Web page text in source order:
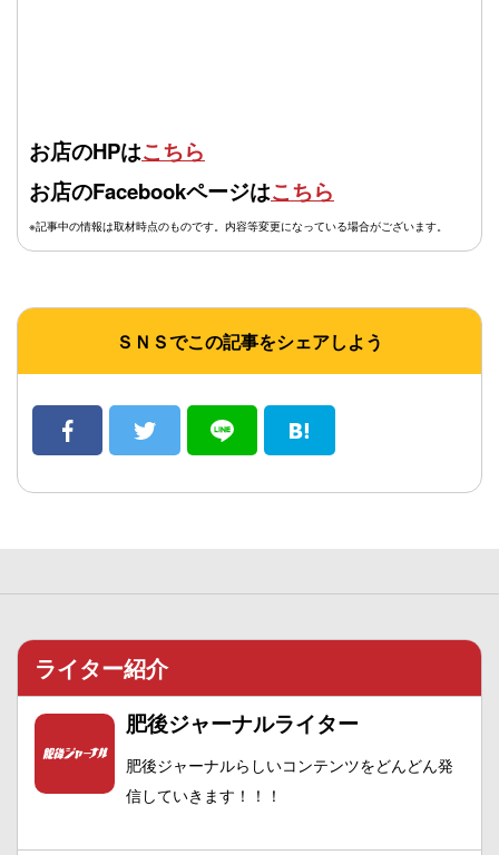
お店のHPはこちら
お店のFacebookページはこちら
※記事中の情報は取材時点のものです。内容等変更になっている場合がございます。
ＳＮＳでこの記事をシェアしよう
ライター紹介
肥後ジャーナルライター
肥後ジャーナルらしいコンテンツをどんどん発
信していきます！！！